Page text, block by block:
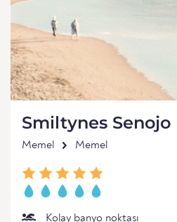
Smiltynes Senojo
Memel Memel
Kolay banyo noktası